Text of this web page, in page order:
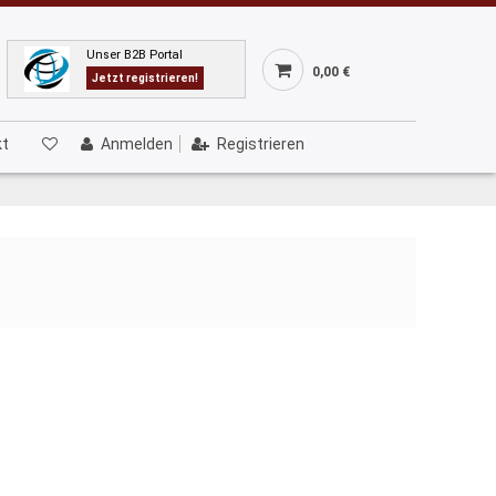
Unser B2B Portal
Jetzt registrieren! 0,00 €
Anmelden Registrieren